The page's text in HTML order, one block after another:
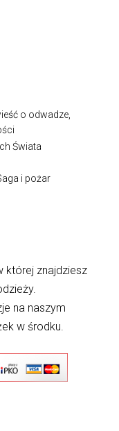
o odwadze,
Świata
i pożar
której znajdziesz
na naszym
w środku.